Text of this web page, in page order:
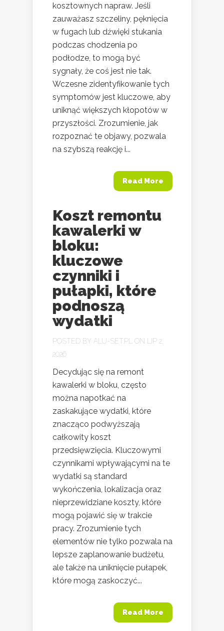
kosztownych napraw. Jeśli
zauważasz szczeliny, pęknięcia
w fugach lub dźwięki stukania
podczas chodzenia po
podłodze, to mogą być
sygnały, że coś jest nie tak.
Wczesne zidentyfikowanie tych
symptomów jest kluczowe, aby
uniknąć większych kłopotów w
przyszłości. Zrozumienie, jak
rozpoznać te objawy, pozwala
na szybszą reakcję i...
Read More
Koszt remontu
kawalerki w
bloku:
kluczowe
czynniki i
pułapki, które
podnoszą
wydatki
POSTED BY ALU-SET.PL
ON LIP 2,
2026
Decydując się na remont
kawalerki w bloku, często
można napotkać na
zaskakujące wydatki, które
znacząco podwyższają
całkowity koszt
przedsięwzięcia. Kluczowymi
czynnikami wpływającymi na te
wydatki są standard
wykończenia, lokalizacja oraz
nieprzewidziane koszty, które
mogą pojawić się w trakcie
pracy. Zrozumienie tych
elementów nie tylko pozwala na
lepsze zaplanowanie budżetu,
ale także na uniknięcie pułapek,
które mogą zaskoczyć...
Read More